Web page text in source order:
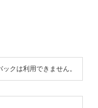
ックは利用できません。